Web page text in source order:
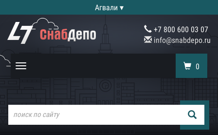
Агвали ▾
+7 800 600 03 07
info@snabdepo.ru
Toggle
0